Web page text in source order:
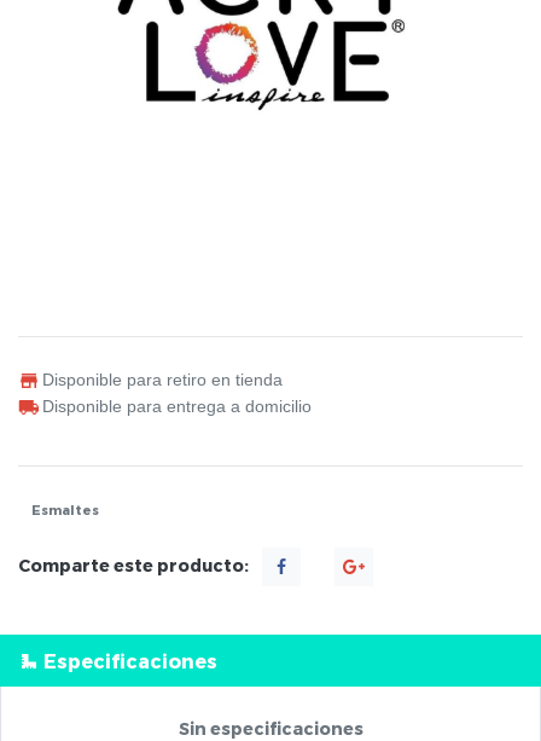
Disponible para retiro en tienda
Disponible para entrega a domicilio
Esmaltes
Comparte este producto:
Especificaciones
Sin especificaciones